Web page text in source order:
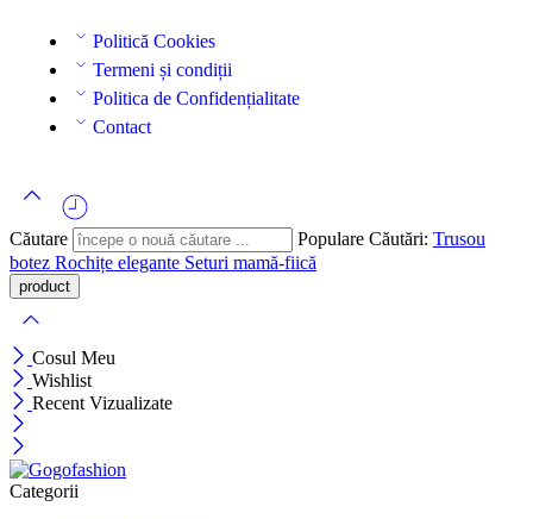
Politică Cookies
Termeni și condiții
Politica de Confidențialitate
Contact
Căutare Populare Căutări: Trusou
botez Rochițe elegante Seturi mamă-fiică
Cosul Meu
Wishlist
Recent Vizualizate
Categorii